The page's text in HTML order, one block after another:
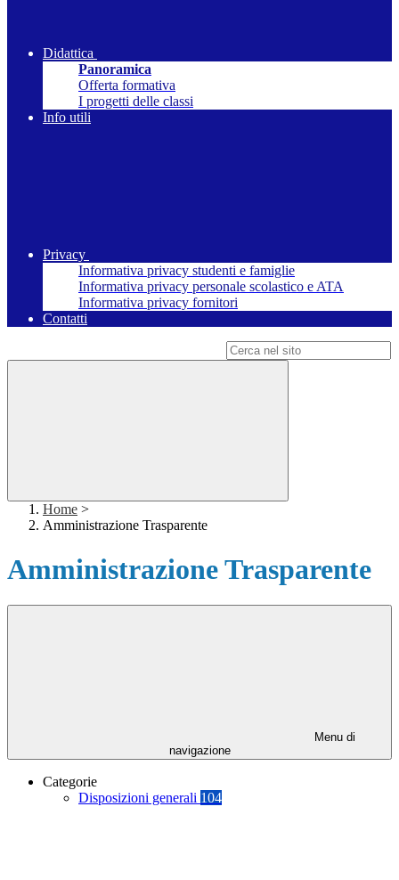
Didattica
Panoramica
Offerta formativa
I progetti delle classi
Info utili
Privacy
Informativa privacy studenti e famiglie
Informativa privacy personale scolastico e ATA
Informativa privacy fornitori
Contatti
Home >
Amministrazione Trasparente
Amministrazione Trasparente
Menu di
navigazione
Categorie
Disposizioni generali 104